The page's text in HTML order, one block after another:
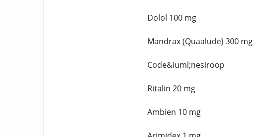
Dolol 100 mg
Mandrax (Quaalude) 300 mg
Code&iuml;nesiroop
Ritalin 20 mg
Ambien 10 mg